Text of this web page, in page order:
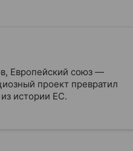
Европейский союз —
проект превратил
истории ЕС.